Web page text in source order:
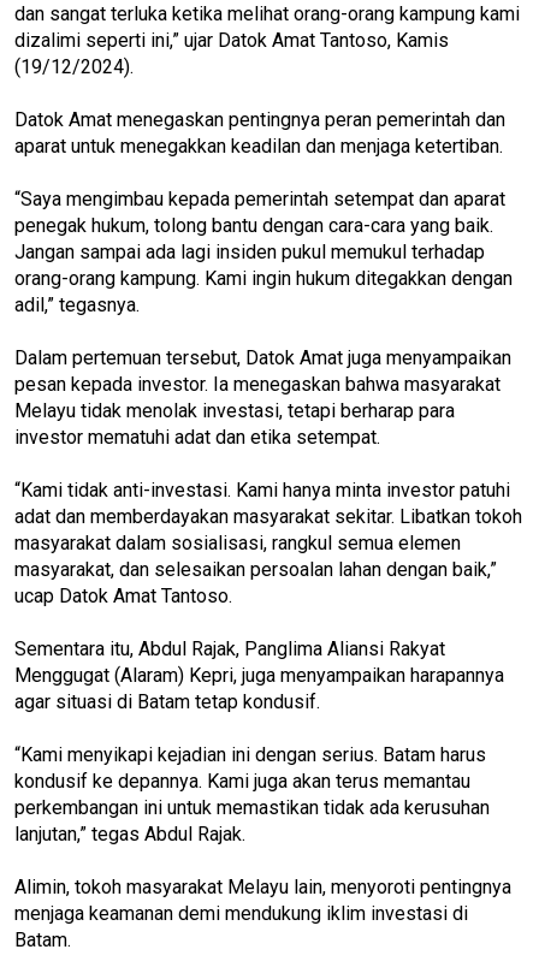
dan sangat terluka ketika melihat orang-orang kampung kami
dizalimi seperti ini,” ujar Datok Amat Tantoso, Kamis
(19/12/2024).
Datok Amat menegaskan pentingnya peran pemerintah dan
aparat untuk menegakkan keadilan dan menjaga ketertiban.
“Saya mengimbau kepada pemerintah setempat dan aparat
penegak hukum, tolong bantu dengan cara-cara yang baik.
Jangan sampai ada lagi insiden pukul memukul terhadap
orang-orang kampung. Kami ingin hukum ditegakkan dengan
adil,” tegasnya.
Dalam pertemuan tersebut, Datok Amat juga menyampaikan
pesan kepada investor. Ia menegaskan bahwa masyarakat
Melayu tidak menolak investasi, tetapi berharap para
investor mematuhi adat dan etika setempat.
“Kami tidak anti-investasi. Kami hanya minta investor patuhi
adat dan memberdayakan masyarakat sekitar. Libatkan tokoh
masyarakat dalam sosialisasi, rangkul semua elemen
masyarakat, dan selesaikan persoalan lahan dengan baik,”
ucap Datok Amat Tantoso.
Sementara itu, Abdul Rajak, Panglima Aliansi Rakyat
Menggugat (Alaram) Kepri, juga menyampaikan harapannya
agar situasi di Batam tetap kondusif.
“Kami menyikapi kejadian ini dengan serius. Batam harus
kondusif ke depannya. Kami juga akan terus memantau
perkembangan ini untuk memastikan tidak ada kerusuhan
lanjutan,” tegas Abdul Rajak.
Alimin, tokoh masyarakat Melayu lain, menyoroti pentingnya
menjaga keamanan demi mendukung iklim investasi di
Batam.